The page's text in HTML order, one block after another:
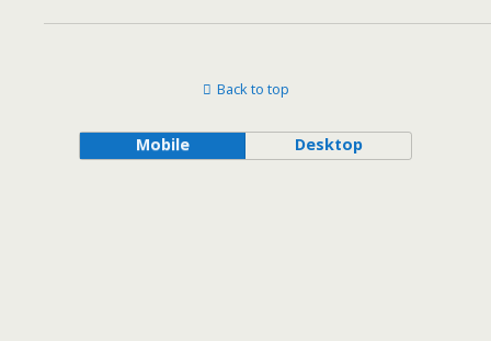
Back to top
Mobile Desktop